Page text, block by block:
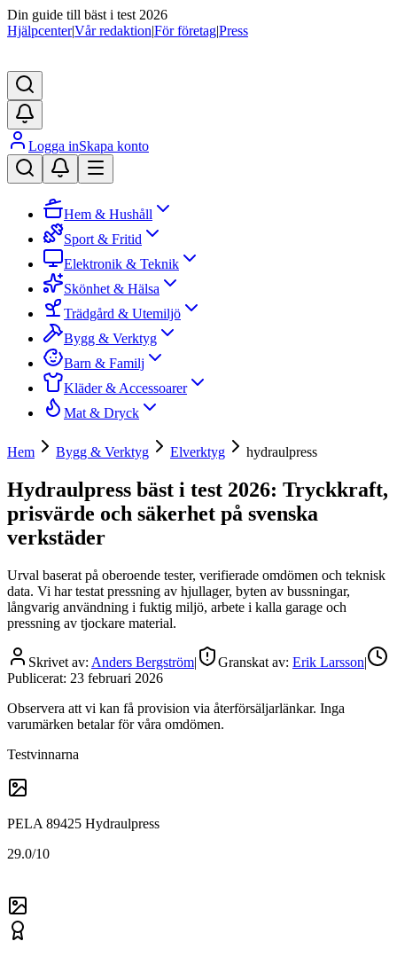
Din guide till bäst i test 2026
Hjälpcenter|Vår redaktion|För företag|Press
Logga inSkapa konto
Hem & Hushåll
Sport & Fritid
Elektronik & Teknik
Skönhet & Hälsa
Trädgård & Utemiljö
Bygg & Verktyg
Barn & Familj
Kläder & Accessoarer
Mat & Dryck
Hem Bygg & Verktyg Elverktyg hydraulpress
Hydraulpress bäst i test 2026: Tryckkraft,
prisvärde och säkerhet på svenska
verkstäder
Urval baserat på oberoende tester, verifierade omdömen och teknisk
data. Vi har testat pressning av hjullager, byten av bussningar,
långvarig användning i fuktig miljö, arbete i kalla garage och
pressning av tjockare material.
Skrivet av: Anders Bergström| Granskat av: Erik Larsson|
Publicerat: 23 februari 2026
Observera att vi kan få provision via återförsäljarlänkar. Inga
varumärken betalar för våra omdömen.
Testvinnarna
PELA 89425 Hydraulpress
29.0/10